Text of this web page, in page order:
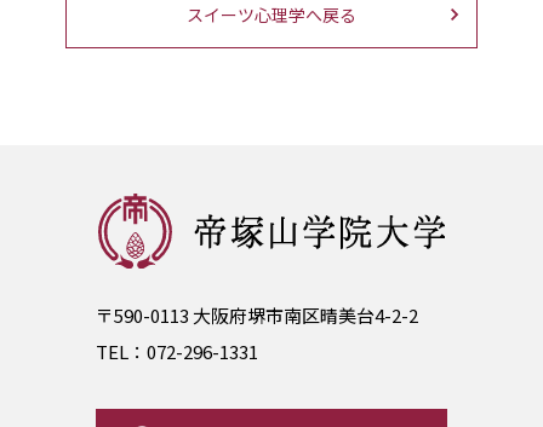
スイーツ心理学へ戻る
〒590-0113 大阪府堺市南区晴美台4-2-2
TEL： 072-296-1331